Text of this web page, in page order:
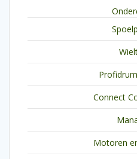
Connect
Motoren